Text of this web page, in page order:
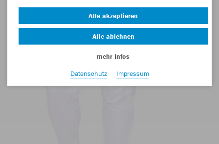
Alle akzeptieren
Alle ablehnen
mehr Infos
Datenschutz
Impressum